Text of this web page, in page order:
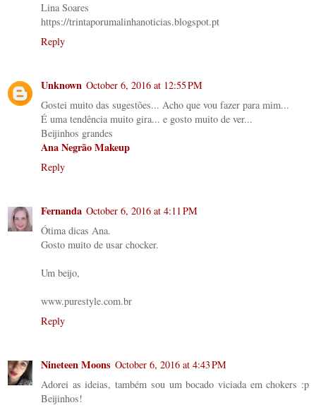
Lina Soares
https://trintaporumalinhanoticias.blogspot.pt
Reply
Unknown October 6, 2016 at 12:55 PM
Gostei muito das sugestões... Acho que vou fazer para mim...
É uma tendência muito gira... e gosto muito de ver...
Beijinhos grandes
Ana Negrão Makeup
Reply
Fernanda October 6, 2016 at 4:11 PM
Ótima dicas Ana.
Gosto muito de usar chocker.
Um beijo,
www.purestyle.com.br
Reply
Nineteen Moons October 6, 2016 at 4:43 PM
Adorei as ideias, também sou um bocado viciada em chokers :p
Beijinhos!